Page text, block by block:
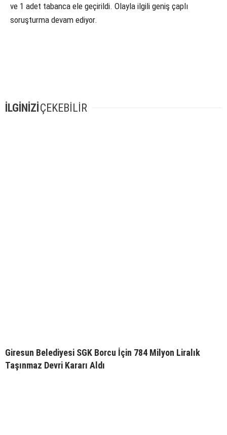
ve 1 adet tabanca ele geçirildi. Olayla ilgili geniş çaplı
soruşturma devam ediyor.
İLGİNİZİÇEKEBİLİR
Giresun Belediyesi SGK Borcu İçin 784 Milyon Liralık
Taşınmaz Devri Kararı Aldı